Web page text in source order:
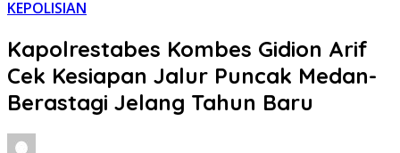
KEPOLISIAN
Kapolrestabes Kombes Gidion Arif
Cek Kesiapan Jalur Puncak Medan-
Berastagi Jelang Tahun Baru